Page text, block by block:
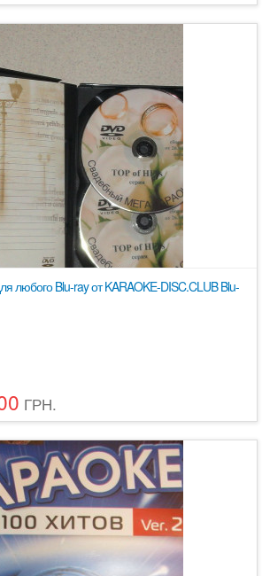
любого Blu-ray от KARAOKE-DISC.CLUB Blu-
ГРН.